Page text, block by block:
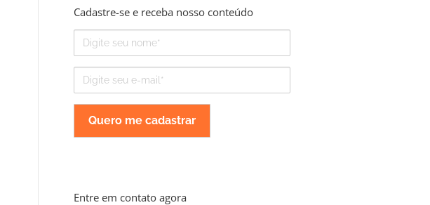
Cadastre-se e receba nosso conteúdo
Nome
mail
Entre em contato agora